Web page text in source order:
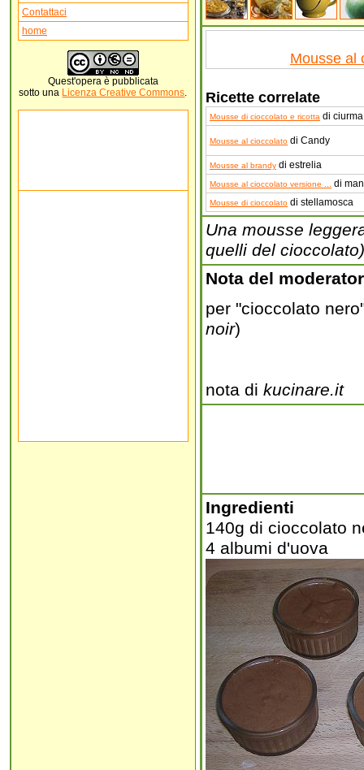
Contattaci
home
Quest'opera è pubblicata
sotto una Licenza Creative Commons.
Mousse al
Ricette correlate
Mousse di cioccolato e ricotta di ciurma
Mousse al cioccolato di Candy
Mousse al brandy di estrelia
Mousse al cioccolato versione ... di
Mousse di cioccolato di stellamosca
Una mousse
quelli del
Nota del
per "cioccolato
noir)
nota di kucinare.it
Ingredienti
140g di cioccolato
4 albumi d'uova